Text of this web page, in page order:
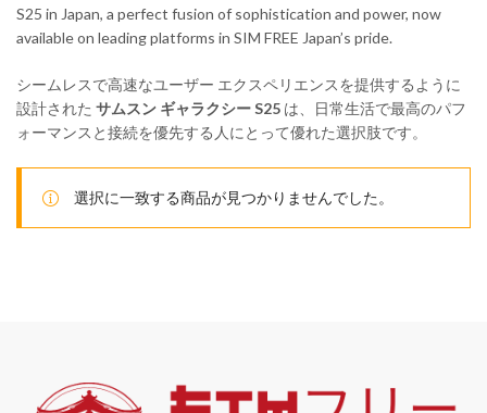
S25 in Japan, a perfect fusion of sophistication and power, now
available on leading platforms in SIM FREE Japan’s pride.
シームレスで高速なユーザー エクスペリエンスを提供するように
設計された サムスン ギャラクシー S25 は、日常生活で最高のパフ
ォーマンスと接続を優先する人にとって優れた選択肢です。
選択に一致する商品が見つかりませんでした。